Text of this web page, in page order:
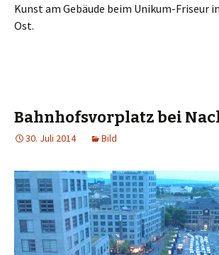
Kunst am Gebäude beim Unikum-Friseur
Ost.
Bahnhofsvorplatz bei
30. Juli 2014 Bild